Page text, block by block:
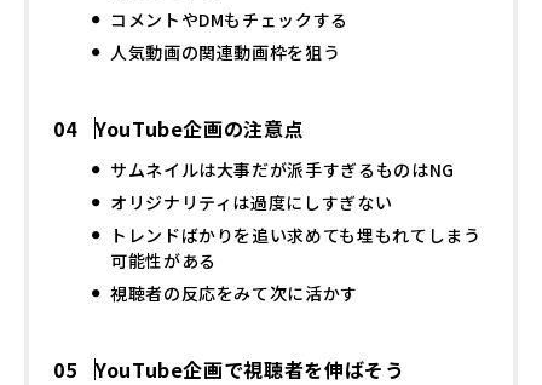
コメントやDMもチェックする
人気動画の関連動画枠を狙う
YouTube企画の注意点
サムネイルは大事だが派手すぎるものはNG
オリジナリティは過度にしすぎない
トレンドばかりを追い求めても埋もれてしまう
可能性がある
視聴者の反応をみて次に活かす
YouTube企画で視聴者を伸ばそう